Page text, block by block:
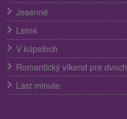
Jesenné
Letné
V kúpeľoch
Romantický víkend pre dvoch
Last minute